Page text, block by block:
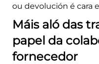
ou devolución é cara
Máis aló das
papel da
fornecedor